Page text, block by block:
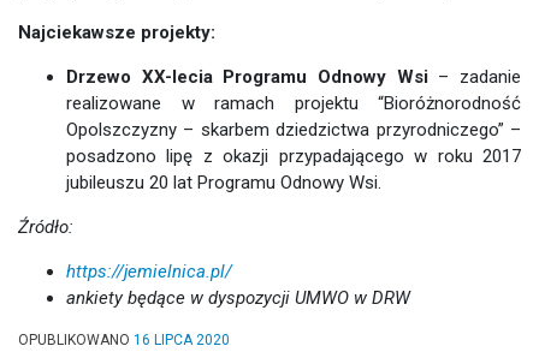
Najciekawsze projekty:
Drzewo XX-lecia Programu Odnowy Wsi– zadanie
realizowane w ramach projektu “Bioróżnorodność
Opolszczyzny – skarbem dziedzictwa przyrodniczego” –
posadzono lipę z okazji przypadającego w roku 2017
jubileuszu 20 lat Programu Odnowy Wsi.
Źródło:
https://jemielnica.pl/
ankiety będące w dyspozycji UMWO w DRW
OPUBLIKOWANO 16 LIPCA 2020